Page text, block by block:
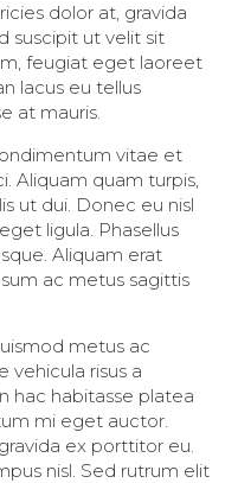
dolor at, gravida
suscipit ut velit sit
feugiat eget laoreet
lacus eu tellus
at mauris.
vitae et
Aliquam quam turpis,
ut dui. Donec eu nisl
ligula. Phasellus
Aliquam erat
ac metus sagittis
metus ac
vehicula risus a
hac habitasse platea
mi eget auctor.
ex porttitor eu.
nisl. Sed rutrum elit